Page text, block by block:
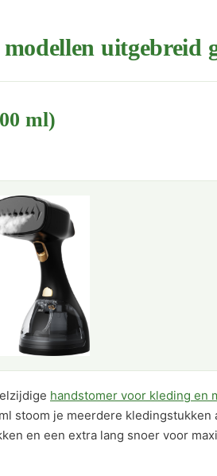
uitgebreid
ml)
handstomer voor kleding en
stoom je meerdere kledingstukken
en een extra lang snoer voor